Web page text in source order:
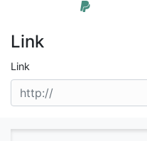
Link
Link